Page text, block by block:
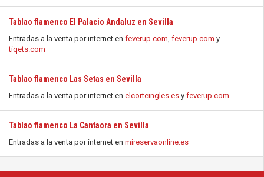
Tablao flamenco El Palacio Andaluz en Sevilla
Entradas a la venta por internet en feverup.com, feverup.com y
tiqets.com
Tablao flamenco Las Setas en Sevilla
Entradas a la venta por internet en elcorteingles.es y feverup.com
Tablao flamenco La Cantaora en Sevilla
Entradas a la venta por internet en mireservaonline.es